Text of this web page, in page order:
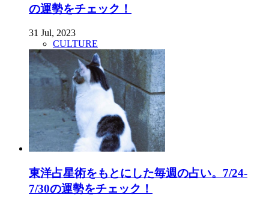
の運勢をチェック！
31 Jul, 2023
CULTURE
東洋占星術をもとにした毎週の占い。7/24-
7/30の運勢をチェック！